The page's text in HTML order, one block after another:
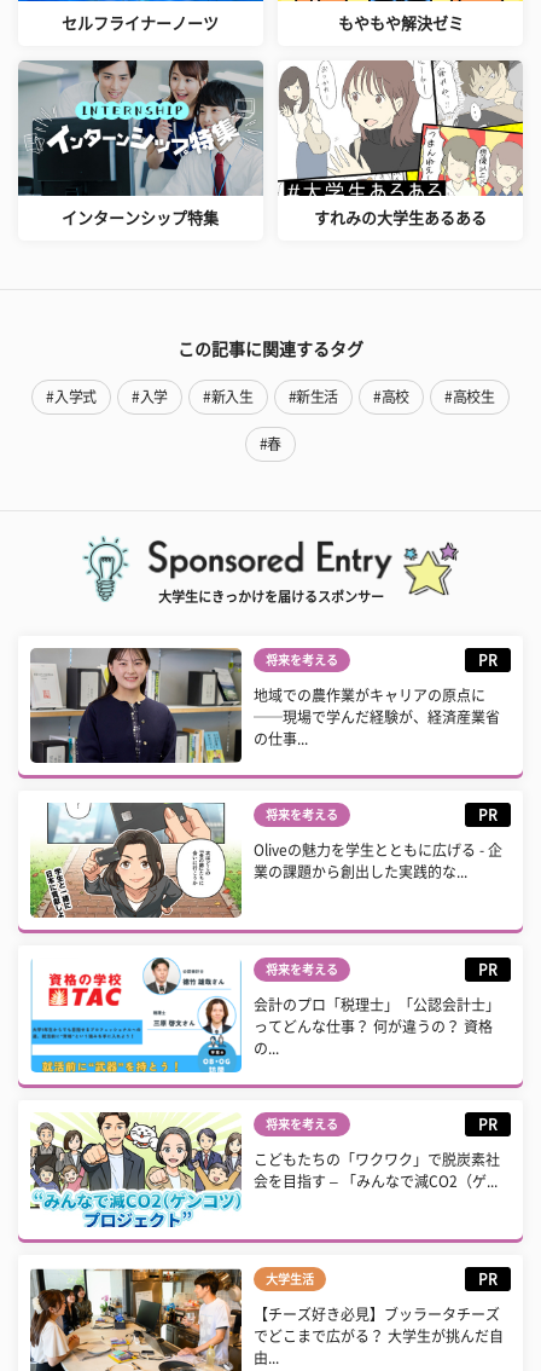
セルフライナーノーツ もやもや解決ゼミ
インターンシップ特集 すれみの大学生あるある
この記事に関連するタグ
#入学式 #入学 #新入生 #新生活 #高校 #高校生
#春
大学生にきっかけを届けるスポンサー
将来を考える PR
地域での農作業がキャリアの原点に
──現場で学んだ経験が、経済産業省
の仕事...
将来を考える PR
Oliveの魅力を学生とともに広げる - 企
業の課題から創出した実践的な...
将来を考える PR
会計のプロ「税理士」「公認会計士」
ってどんな仕事？ 何が違うの？ 資格
の...
将来を考える PR
こどもたちの「ワクワク」で脱炭素社
会を目指す – 「みんなで減CO2（ゲ...
大学生活 PR
【チーズ好き必見】ブッラータチーズ
でどこまで広がる？ 大学生が挑んだ自
由...